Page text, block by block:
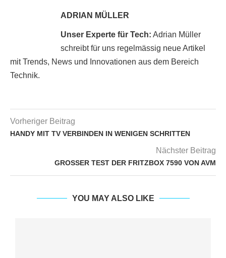
ADRIAN MÜLLER
Unser Experte für Tech: Adrian Müller
schreibt für uns regelmässig neue Artikel
mit Trends, News und Innovationen aus dem Bereich
Technik.
Vorheriger Beitrag
HANDY MIT TV VERBINDEN IN WENIGEN SCHRITTEN
Nächster Beitrag
GROSSER TEST DER FRITZBOX 7590 VON AVM
YOU MAY ALSO LIKE